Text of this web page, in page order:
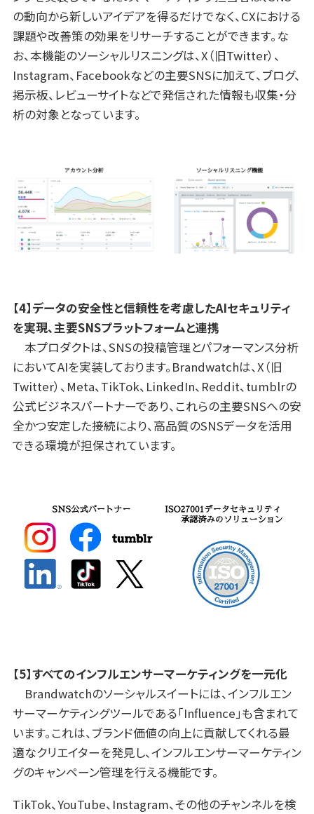
の動向から新しいアイデアを得るだけでなく、CXにおける
課題や改善策の効果をリサーチすることができます。な
お、本機能のソーシャルリスニングは、X（旧Twitter） 、
Instagram、Facebookなどの主要SNSに加えて、ブログ、
掲示板、レビューサイトなどで発信された情報も収集・分
析の対象となっています。
【4】データの安全性と信頼性を考慮したAIセキュリティ
を実現、主要SNSプラットフォームと連携
本プロダクトは、SNSの投稿管理とパフォーマンス分析
においてAIを実装しております。Brandwatchは、X（旧
Twitter）、Meta、TikTok、LinkedIn、Reddit、tumblrの
公式ビジネスパートナーであり、これらの主要SNSへの安
全かつ安定した接続により、高品質のSNSデータを活用
できる環境が担保されています。
【5】すべてのインフルエンサーマーケティングを一元化
Brandwatchのソーシャルスイートには、インフルエン
サーマーケティングツールである「Influence」も含まれて
います。これは、ブランド価値の向上に貢献してくれる最
適なクリエイターを発見し、インフルエンサーマーケティン
グのキャンペーン管理を行える機能です。
TikTok、YouTube、Instagram、その他のチャンネルを検